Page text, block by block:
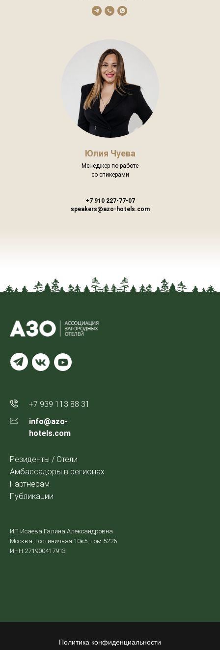
Юлия Чуева
Менеджер по работе
со спикерами
+7 910 227-77-07
speakers@azo-hotels.com
+7 939 113 88 31
info@azo-
hotels.com
Резиденты / Отели
Амбассадоры в регионах
Партнерам
Публикации
ИП Исаева Галина Александровна
Москва, Гостиничная 10к5, пом.5226
ИНН 271900417913
Политика конфиденциальности